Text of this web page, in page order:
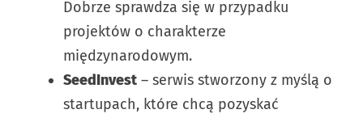
Dobrze sprawdza się w przypadku
projektów o charakterze
międzynarodowym.
SeedInvest – serwis stworzony z myślą o
startupach, które chcą pozyskać